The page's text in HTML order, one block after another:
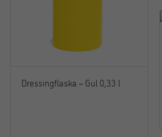
Dressingflaska – Gul 0,33 l